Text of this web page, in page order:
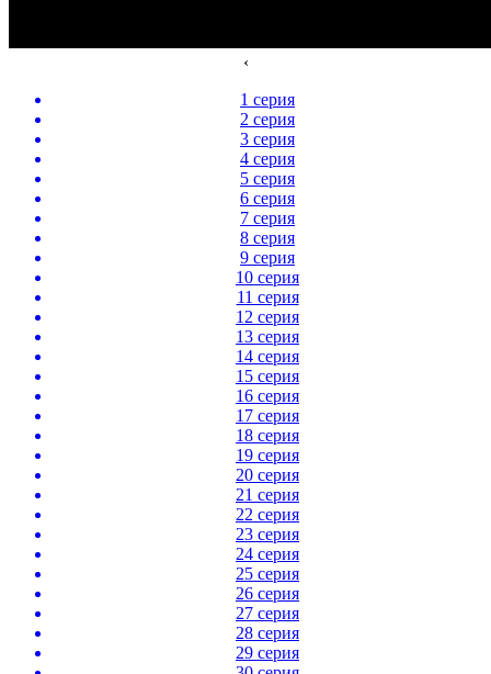
‹
1 серия
2 серия
3 серия
4 серия
5 серия
6 серия
7 серия
8 серия
9 серия
10 серия
11 серия
12 серия
13 серия
14 серия
15 серия
16 серия
17 серия
18 серия
19 серия
20 серия
21 серия
22 серия
23 серия
24 серия
25 серия
26 серия
27 серия
28 серия
29 серия